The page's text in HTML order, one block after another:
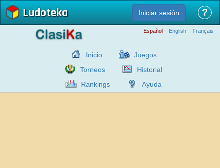
Ludoteka Iniciar sesión ?
Español English Français
Inicio
Juegos
Torneos
Historial
Rankings
Ayuda